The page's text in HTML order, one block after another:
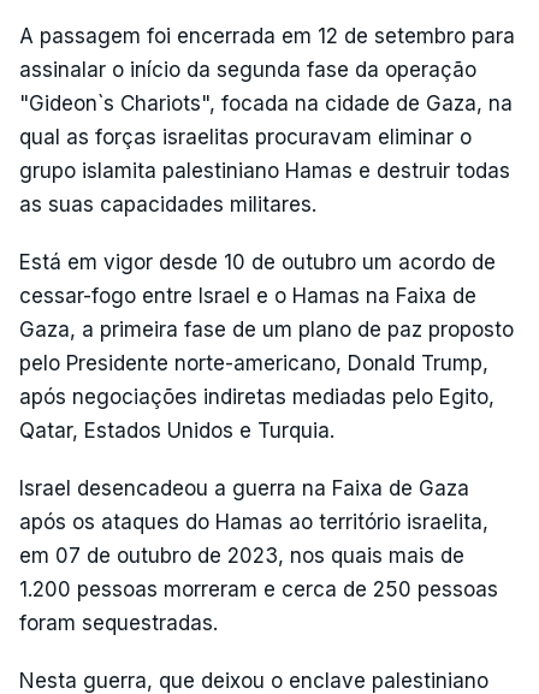
A passagem foi encerrada em 12 de setembro para
assinalar o início da segunda fase da operação
"Gideon`s Chariots", focada na cidade de Gaza, na
qual as forças israelitas procuravam eliminar o
grupo islamita palestiniano Hamas e destruir todas
as suas capacidades militares.
Está em vigor desde 10 de outubro um acordo de
cessar-fogo entre Israel e o Hamas na Faixa de
Gaza, a primeira fase de um plano de paz proposto
pelo Presidente norte-americano, Donald Trump,
após negociações indiretas mediadas pelo Egito,
Qatar, Estados Unidos e Turquia.
Israel desencadeou a guerra na Faixa de Gaza
após os ataques do Hamas ao território israelita,
em 07 de outubro de 2023, nos quais mais de
1.200 pessoas morreram e cerca de 250 pessoas
foram sequestradas.
Nesta guerra, que deixou o enclave palestiniano